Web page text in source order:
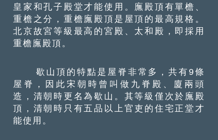
皇家和孔子殿堂才能使用。廡殿頂有單檐、
重檐之分，重檐廡殿頂是屋頂的最高規格。
北京故宮等級最高的宮殿、太和殿，即採用
重檐廡殿頂。
歇山頂的特點是屋脊非常多，共有9條
屋脊，因此宋朝時曾叫做九脊殿、廈兩頭
造，清朝時更名為歇山。其等級僅次於廡殿
頂，清朝時只有五品以上官吏的住宅正堂才
能使用。